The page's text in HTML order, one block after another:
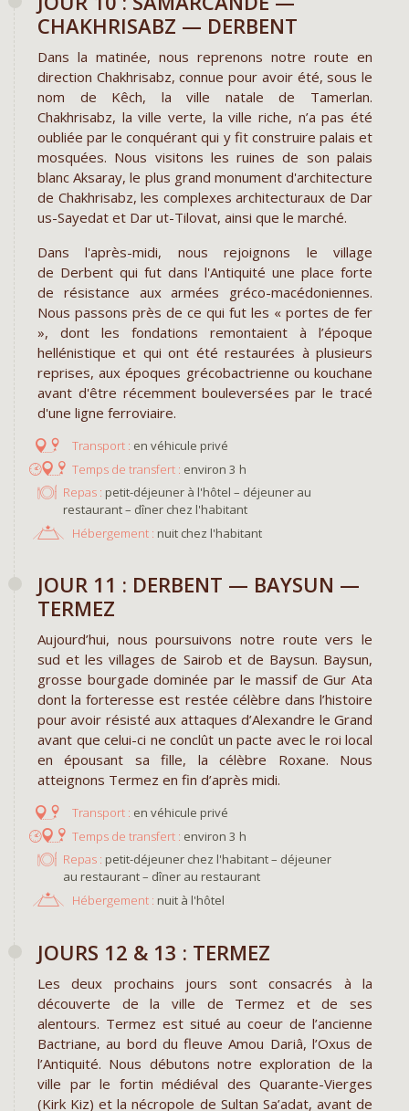
CHAKHRISABZ — DERBENT
Dans la matinée, nous reprenons notre route en
direction Chakhrisabz, connue pour avoir été, sous le
nom de Kêch, la ville natale de Tamerlan.
Chakhrisabz, la ville verte, la ville riche, n’a pas été
oubliée par le conquérant qui y fit construire palais et
mosquées. Nous visitons les ruines de son palais
blanc Aksaray, le plus grand monument d'architecture
de Chakhrisabz, les complexes architecturaux de Dar
us-Sayedat et Dar ut-Tilovat, ainsi que le marché.
Dans l'après-midi, nous rejoignons le village
de Derbent qui fut dans l'Antiquité une place forte
de résistance aux armées gréco-macédoniennes.
Nous passons près de ce qui fut les « portes de fer
», dont les fondations remontaient à l’époque
hellénistique et qui ont été restaurées à plusieurs
reprises, aux époques grécobactrienne ou kouchane
avant d'être récemment bouleversées par le tracé
d'une ligne ferroviaire.
en véhicule privé
environ 3 h
Repas : petit-déjeuner à l'hôtel – déjeuner au
restaurant – dîner chez l'habitant
Hébergement : nuit chez l'habitant
JOUR 11 : DERBENT — BAYSUN —
TERMEZ
Aujourd’hui, nous poursuivons notre route vers le
sud et les villages de Sairob et de Baysun. Baysun,
grosse bourgade dominée par le massif de Gur Ata
dont la forteresse est restée célèbre dans l’histoire
pour avoir résisté aux attaques d’Alexandre le Grand
avant que celui-ci ne conclût un pacte avec le roi local
en épousant sa fille, la célèbre Roxane. Nous
atteignons Termez en fin d’après midi.
en véhicule privé
environ 3 h
Repas : petit-déjeuner chez l'habitant – déjeuner
au restaurant – dîner au restaurant
Hébergement : nuit à l'hôtel
JOURS 12 & 13 : TERMEZ
Les deux prochains jours sont consacrés à la
découverte de la ville de Termez et de ses
alentours. Termez est situé au coeur de l’ancienne
Bactriane, au bord du fleuve Amou Dariâ, l’Oxus de
l’Antiquité. Nous débutons notre exploration de la
ville par le fortin médiéval des Quarante-Vierges
(Kirk Kiz) et la nécropole de Sultan Sa’adat, avant de